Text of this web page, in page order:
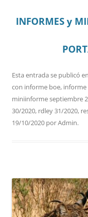
INFORMES y
Esta entrada se publicó en
con informe boe, informe
miniinforme septiembre
30/2020, rdley 31/2020,
19/10/2020 porAdmin.